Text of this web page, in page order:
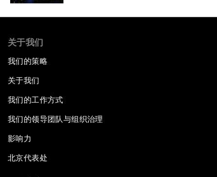
关于我们
我们的策略
关于我们
我们的工作方式
我们的领导团队与组织治理
影响力
北京代表处